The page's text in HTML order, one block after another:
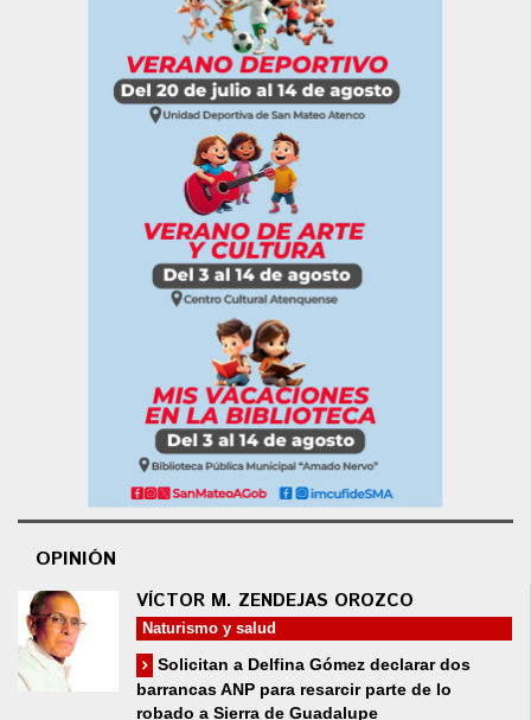
OPINIÓN
VÍCTOR M. ZENDEJAS OROZCO
Naturismo y salud
Solicitan a Delfina Gómez declarar dos
barrancas ANP para resarcir parte de lo
robado a Sierra de Guadalupe